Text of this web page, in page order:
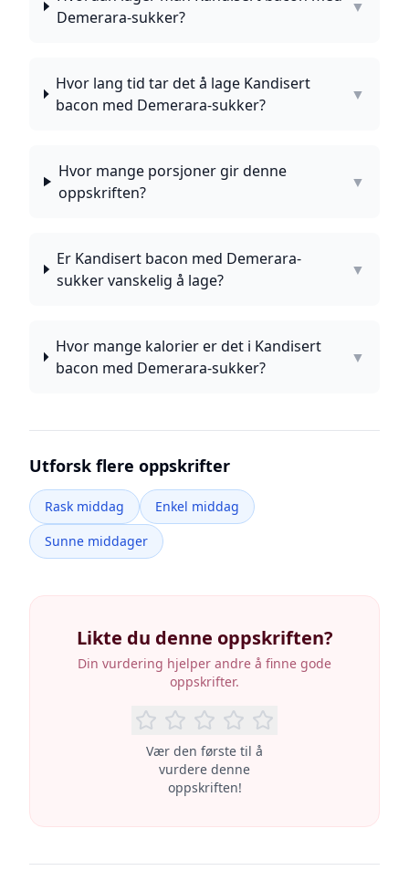
Demerara-sukker?
▼
Hvor lang tid tar det å lage Kandisert
bacon med Demerara-sukker?
▼
Hvor mange porsjoner gir denne
oppskriften?
▼
Er Kandisert bacon med Demerara-
sukker vanskelig å lage?
▼
Hvor mange kalorier er det i Kandisert
bacon med Demerara-sukker?
▼
Utforsk flere oppskrifter
Rask middag
Enkel middag
Sunne middager
Likte du denne oppskriften?
Din vurdering hjelper andre å finne gode
oppskrifter.
Vær den første til å
vurdere denne
oppskriften!